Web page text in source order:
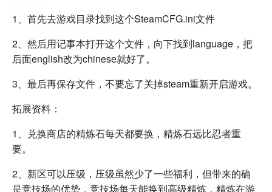
1、首先去游戏目录找到这个SteamCFG.ini文件
2、然后用记事本打开这个文件，向下找到language，把
后面english改为chinese就好了。
3、最后再保存文件，不要忘了关掉steam重新开启游戏。
拓展资料：
1、兑换商店的精炼石每天都要换，精炼石远比忍者重
要。
2、新区可以压级，压级虽然少了一些福利，但带来的确
是竞技场的优势，竞技场每天能换到高级精炼，精炼在游